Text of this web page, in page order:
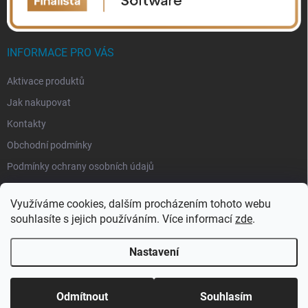
Využíváme cookies, dalším procházením tohoto webu
souhlasíte s jejich používáním. Více informací zde.
Nastavení
Odmítnout Souhlasím
INFORMACE PRO VÁS
Aktivace produktů
Jak nakupovat
Kontakty
Obchodní podmínky
Podmínky ochrany osobních údajů
Copyright 2026eSoftis.cz. Všechna práva vyhrazena.Upravit nastavení